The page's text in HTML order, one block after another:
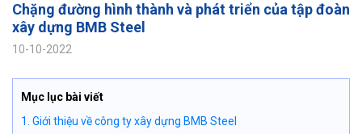
Chặng đường hình thành và phát triển của tập đoàn
xây dựng BMB Steel
10-10-2022
Mục lục bài viết
1. Giới thiệu về công ty xây dựng BMB Steel